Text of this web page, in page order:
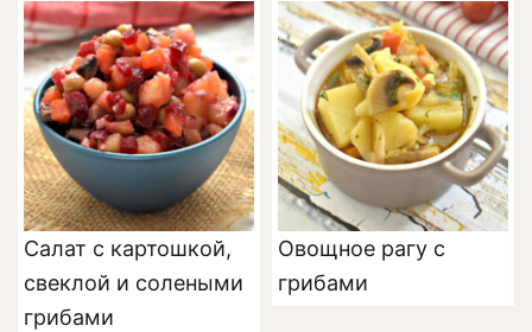
горошком
Салат с картошкой,
свеклой и солеными
грибами
Овощное рагу с
грибами